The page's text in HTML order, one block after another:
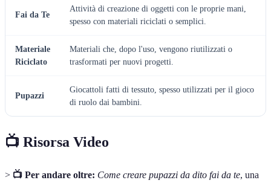
Fai da Te
Attività di creazione di oggetti con le proprie mani,
spesso con materiali riciclati o semplici.
Materiale
Riciclato
Materiali che, dopo l'uso, vengono riutilizzati o
trasformati per nuovi progetti.
Pupazzi
Giocattoli fatti di tessuto, spesso utilizzati per il gioco
di ruolo dai bambini.
📺 Risorsa Video
> 📺 Per andare oltre: Come creare pupazzi da dito fai da te, una